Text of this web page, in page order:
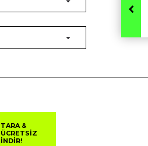
TARA &
ÜCRETSİZ
İNDİR!